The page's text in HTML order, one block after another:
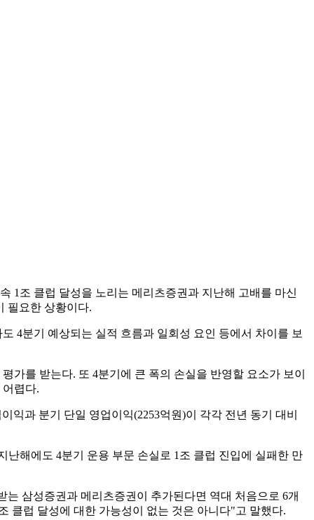
1조 클럽 달성을 노리는 메리츠증권과 지난해 고배를 마신
필요한 상황이다.
4분기 예상되는 실적 흐름과 일회성 요인 등에서 차이를 보
가를 받는다. 또 4분기에 큰 폭의 손실을 반영할 요소가 보이
렵다.
익과 분기 단일 영업이익(2253억원)이 각각 전년 동기 대비
해에도 4분기 운용 부문 손실로 1조 클럽 진입에 실패한 만
삼성증권과 메리츠증권이 추가된다면 역대 처음으로 6개
클럽 달성에 대한 가능성이 없는 것은 아니다"고 말했다.